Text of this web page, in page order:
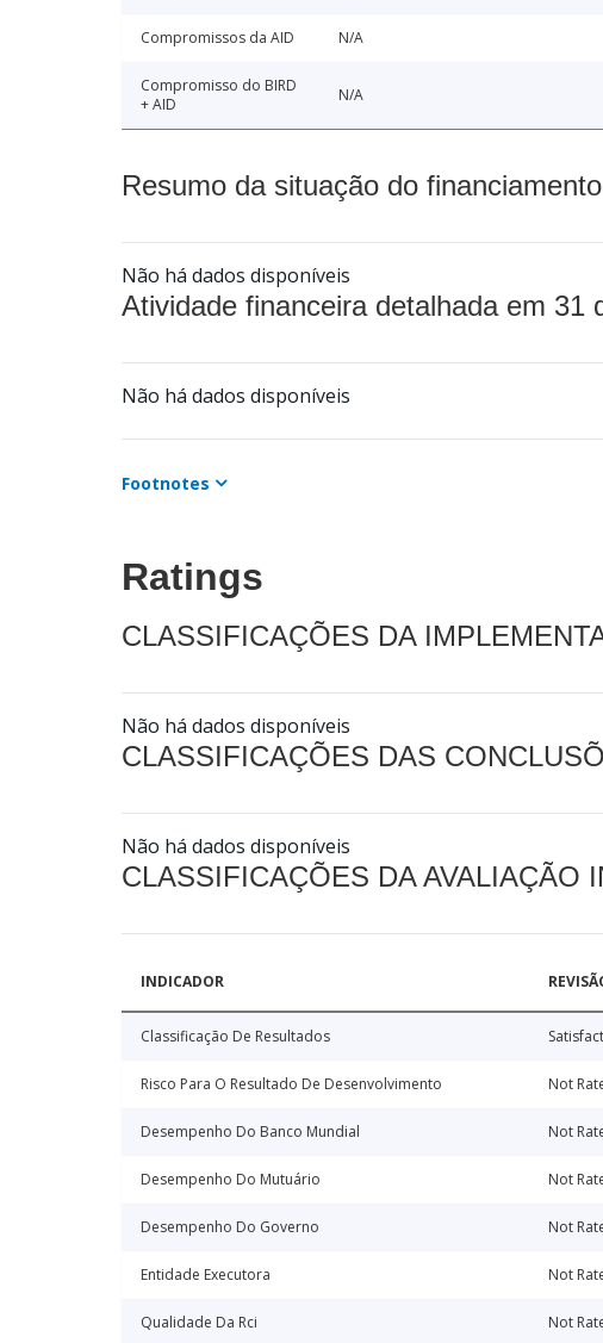
Compromissos da AID N/A
Compromisso do BIRD
+ AID
N/A
Resumo da situação do
Não há dados disponíveis
Atividade financeira detalhada em 31
Não há dados disponíveis
Footnotes
Ratings
CLASSIFICAÇÕES DA
Não há dados disponíveis
CLASSIFICAÇÕES DAS
Não há dados disponíveis
CLASSIFICAÇÕES DA AVALIAÇÃO
INDICADOR
Classificação De Resultados
Risco Para O Resultado De Desenvolvimento Not
Desempenho Do Banco Mundial Not
Desempenho Do Mutuário Not
Desempenho Do Governo Not
Entidade Executora Not
Qualidade Da Rci Not